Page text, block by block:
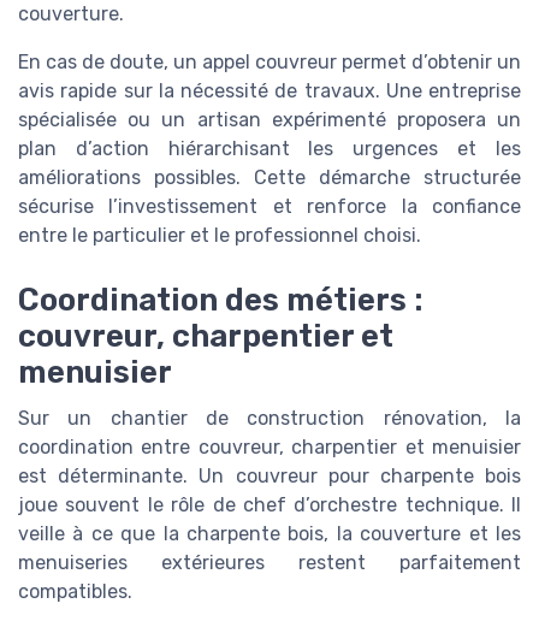
couverture.
En cas de doute, un appel couvreur permet d’obtenir un
avis rapide sur la nécessité de travaux. Une entreprise
spécialisée ou un artisan expérimenté proposera un
plan d’action hiérarchisant les urgences et les
améliorations possibles. Cette démarche structurée
sécurise l’investissement et renforce la confiance
entre le particulier et le professionnel choisi.
Coordination des métiers :
couvreur, charpentier et
menuisier
Sur un chantier de construction rénovation, la
coordination entre couvreur, charpentier et menuisier
est déterminante. Un couvreur pour charpente bois
joue souvent le rôle de chef d’orchestre technique. Il
veille à ce que la charpente bois, la couverture et les
menuiseries extérieures restent parfaitement
compatibles.